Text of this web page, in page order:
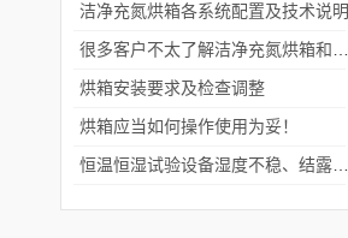
洁净充氮烘箱各系统配置及技术说明
烘箱安装要求及检查调整
烘箱应当如何操作使用为妥！